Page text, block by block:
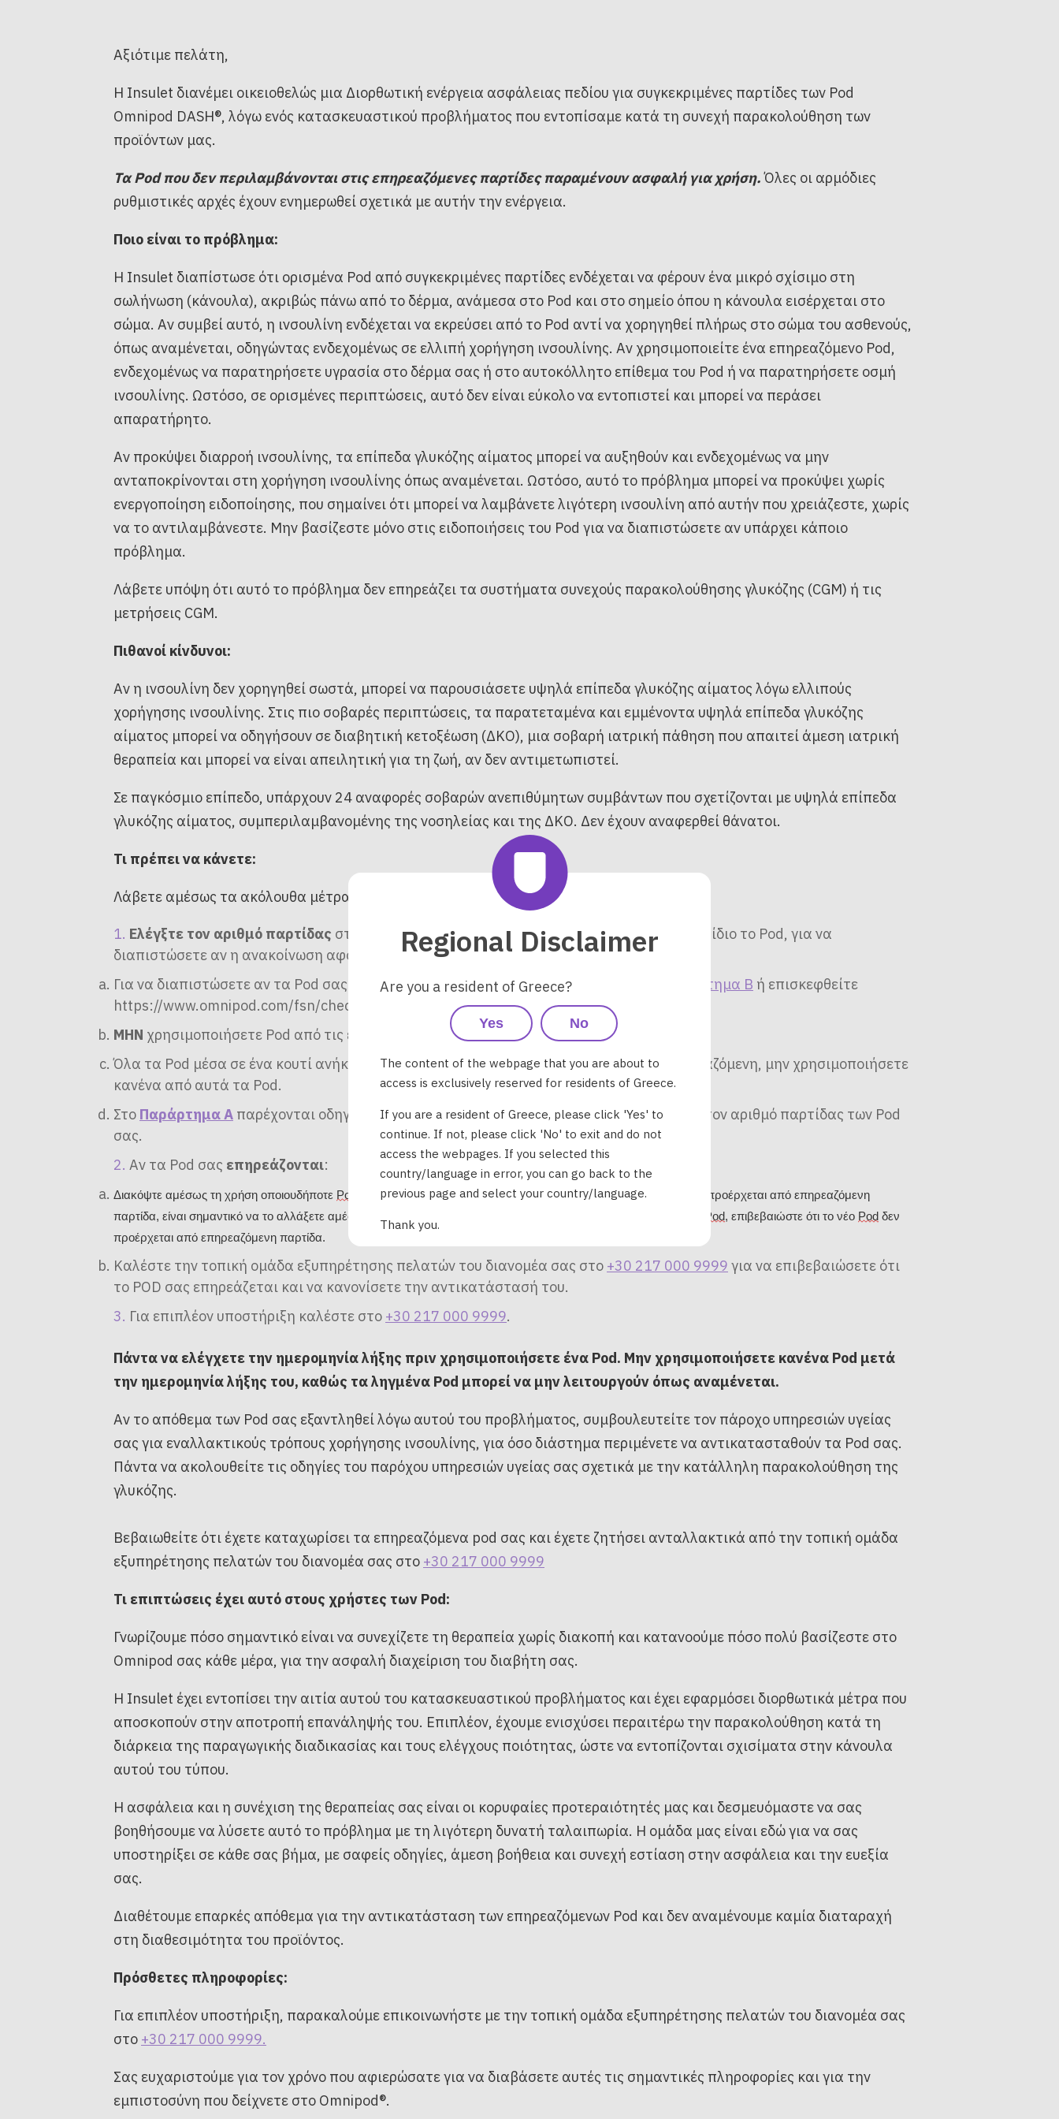
Αξιότιμε πελάτη,
Η Insulet διανέμει οικειοθελώς μια Διορθωτική ενέργεια ασφάλειας πεδίου για συγκεκριμένες παρτίδες των Pod
Omnipod DASH®, λόγω ενός κατασκευαστικού προβλήματος που εντοπίσαμε κατά τη συνεχή παρακολούθηση των
προϊόντων μας.
Τα Pod που δεν περιλαμβάνονται στις επηρεαζόμενες παρτίδες παραμένουν ασφαλή για χρήση.Όλες οι αρμόδιες
ρυθμιστικές αρχές έχουν ενημερωθεί σχετικά με αυτήν την ενέργεια.
Ποιο είναι το πρόβλημα:
Η Insulet διαπίστωσε ότι ορισμένα Pod από συγκεκριμένες παρτίδες ενδέχεται να φέρουν ένα μικρό σχίσιμο στη
σωλήνωση (κάνουλα), ακριβώς πάνω από το δέρμα, ανάμεσα στο Pod και στο σημείο όπου η κάνουλα εισέρχεται στο
σώμα. Αν συμβεί αυτό, η ινσουλίνη ενδέχεται να εκρεύσει από το Pod αντί να χορηγηθεί πλήρως στο σώμα του ασθενούς,
όπως αναμένεται, οδηγώντας ενδεχομένως σε ελλιπή χορήγηση ινσουλίνης. Αν χρησιμοποιείτε ένα επηρεαζόμενο Pod,
ενδεχομένως να παρατηρήσετε υγρασία στο δέρμα σας ή στο αυτοκόλλητο επίθεμα του Pod ή να παρατηρήσετε οσμή
ινσουλίνης. Ωστόσο, σε ορισμένες περιπτώσεις, αυτό δεν είναι εύκολο να εντοπιστεί και μπορεί να περάσει
απαρατήρητο.
Αν προκύψει διαρροή ινσουλίνης, τα επίπεδα γλυκόζης αίματος μπορεί να αυξηθούν και ενδεχομένως να μην
ανταποκρίνονται στη χορήγηση ινσουλίνης όπως αναμένεται. Ωστόσο, αυτό το πρόβλημα μπορεί να προκύψει χωρίς
ενεργοποίηση ειδοποίησης, που σημαίνει ότι μπορεί να λαμβάνετε λιγότερη ινσουλίνη από αυτήν που χρειάζεστε, χωρίς
να το αντιλαμβάνεστε. Μην βασίζεστε μόνο στις ειδοποιήσεις του Pod για να διαπιστώσετε αν υπάρχει κάποιο
πρόβλημα.
Λάβετε υπόψη ότι αυτό το πρόβλημα δεν επηρεάζει τα συστήματα συνεχούς παρακολούθησης γλυκόζης (CGM) ή τις
μετρήσεις CGM.
Πιθανοί κίνδυνοι:
Αν η ινσουλίνη δεν χορηγηθεί σωστά, μπορεί να παρουσιάσετε υψηλά επίπεδα γλυκόζης αίματος λόγω ελλιπούς
χορήγησης ινσουλίνης. Στις πιο σοβαρές περιπτώσεις, τα παρατεταμένα και εμμένοντα υψηλά επίπεδα γλυκόζης
αίματος μπορεί να οδηγήσουν σε διαβητική κετοξέωση (ΔΚΟ), μια σοβαρή ιατρική πάθηση που απαιτεί άμεση ιατρική
θεραπεία και μπορεί να είναι απειλητική για τη ζωή, αν δεν αντιμετωπιστεί.
Σε παγκόσμιο επίπεδο, υπάρχουν 24 αναφορές σοβαρών ανεπιθύμητων συμβάντων που σχετίζονται με υψηλά επίπεδα
γλυκόζης αίματος, συμπεριλαμβανομένης της νοσηλείας και της ΔΚΟ. Δεν έχουν αναφερθεί θάνατοι.
Τι πρέπει να κάνετε:
Λάβετε αμέσως τα ακόλουθα μέτρα:
Ελέγξτε τον αριθμό παρτίδας στο καπάκι δίσκου του Pod σας, στο κουτί του Pod ή στο ίδιο το Pod, για να
διαπιστώσετε αν η ανακοίνωση αφορά τα Pod που διαθέτετε.
Για να διαπιστώσετε αν τα Pod σας επηρεάζονται, ελέγξτε τη λίστα παρτίδων στο
Παράρτημα B ή επισκεφθείτε
https://www.omnipod.com/fsn/check-pod-lot
ΜΗΝ χρησιμοποιήσετε Pod από τις επηρεαζόμενες παρτίδες.
Όλα τα Pod μέσα σε ένα κουτί ανήκουν στην ίδια παρτίδα και, εάν η παρτίδα είναι επηρεαζόμενη, μην χρησιμοποιήσετε
κανένα από αυτά τα Pod.
Στο Παράρτημα A παρέχονται οδηγίες και εικόνες, που θα σας βοηθήσουν να εντοπίσετε τον αριθμό παρτίδας των Pod
σας.
Αν τα Pod σας επηρεάζονται:
Διακόψτε αμέσως τη χρήση οποιουδήποτε Pod που επηρεάζεται. Αν τοPodπου χρησιμοποιείτε επί του παρόντος προέρχεται από επηρεαζόμενη
παρτίδα, είναι σημαντικό να το αλλάξετε αμέσως για να συνεχιστεί η χορήγηση ινσουλίνης. Κατά την αλλαγή του
Pod, επιβεβαιώστε ότι το νέο Pod δεν
προέρχεται από επηρεαζόμενη παρτίδα.
Καλέστε την τοπική ομάδα εξυπηρέτησης πελατών του διανομέα σας στο +30 217 000 9999 για να επιβεβαιώσετε ότι
το POD σας επηρεάζεται και να κανονίσετε την αντικατάστασή του.
Για επιπλέον υποστήριξη καλέστε στο +30 217 000 9999.
Πάντα να ελέγχετε την ημερομηνία λήξης πριν χρησιμοποιήσετε ένα Pod. Μην χρησιμοποιήσετε κανένα Pod μετά
την ημερομηνία λήξης του, καθώς τα ληγμένα Pod μπορεί να μην λειτουργούν όπως αναμένεται.
Αν το απόθεμα των Pod σας εξαντληθεί λόγω αυτού του προβλήματος, συμβουλευτείτε τον πάροχο υπηρεσιών υγείας
σας για εναλλακτικούς τρόπους χορήγησης ινσουλίνης, για όσο διάστημα περιμένετε να αντικατασταθούν τα Pod σας.
Πάντα να ακολουθείτε τις οδηγίες του παρόχου υπηρεσιών υγείας σας σχετικά με την κατάλληλη παρακολούθηση της
γλυκόζης.
Βεβαιωθείτε ότι έχετε καταχωρίσει τα επηρεαζόμενα pod σας και έχετε ζητήσει ανταλλακτικά από την τοπική ομάδα
εξυπηρέτησης πελατών του διανομέα σας στο +30 217 000 9999
Τι επιπτώσεις έχει αυτό στους χρήστες των Pod:
Γνωρίζουμε πόσο σημαντικό είναι να συνεχίζετε τη θεραπεία χωρίς διακοπή και κατανοούμε πόσο πολύ βασίζεστε στο
Omnipod σας κάθε μέρα, για την ασφαλή διαχείριση του διαβήτη σας.
Η Insulet έχει εντοπίσει την αιτία αυτού του κατασκευαστικού προβλήματος και έχει εφαρμόσει διορθωτικά μέτρα που
αποσκοπούν στην αποτροπή επανάληψής του. Επιπλέον, έχουμε ενισχύσει περαιτέρω την παρακολούθηση κατά τη
διάρκεια της παραγωγικής διαδικασίας και τους ελέγχους ποιότητας, ώστε να εντοπίζονται σχισίματα στην κάνουλα
αυτού του τύπου.
Η ασφάλεια και η συνέχιση της θεραπείας σας είναι οι κορυφαίες προτεραιότητές μας και δεσμευόμαστε να σας
βοηθήσουμε να λύσετε αυτό το πρόβλημα με τη λιγότερη δυνατή ταλαιπωρία. Η ομάδα μας είναι εδώ για να σας
υποστηρίξει σε κάθε σας βήμα, με σαφείς οδηγίες, άμεση βοήθεια και συνεχή εστίαση στην ασφάλεια και την ευεξία
σας.
Διαθέτουμε επαρκές απόθεμα για την αντικατάσταση των επηρεαζόμενων Pod και δεν αναμένουμε καμία διαταραχή
στη διαθεσιμότητα του προϊόντος.
Πρόσθετες πληροφορίες:
Για επιπλέον υποστήριξη, παρακαλούμε επικοινωνήστε με την τοπική ομάδα εξυπηρέτησης πελατών του διανομέα σας
στο +30 217 000 9999.
Σας ευχαριστούμε για τον χρόνο που αφιερώσατε για να διαβάσετε αυτές τις σημαντικές πληροφορίες και για την
εμπιστοσύνη που δείχνετε στο Omnipod®.
Regional Disclaimer
Are you a resident of Greece?
Yes No
The content of the webpage that you are about to
access is exclusively reserved for residents of Greece.
If you are a resident of Greece, please click 'Yes' to
continue. If not, please click 'No' to exit and do not
access the webpages. If you selected this
country/language in error, you can go back to the
previous page and select your country/language.
Thank you.